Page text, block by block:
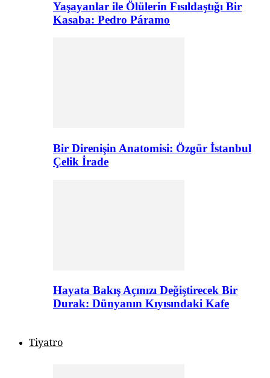
Yaşayanlar ile Ölülerin Fısıldaştığı Bir
Kasaba: Pedro Páramo
Bir Direnişin Anatomisi: Özgür İstanbul
Çelik İrade
Hayata Bakış Açınızı Değiştirecek Bir
Durak: Dünyanın Kıyısındaki Kafe
Tiyatro